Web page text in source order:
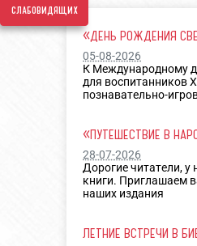
слабовидящих
«ДЕНЬ РОЖДЕНИЯ
05-08-2026
К Международному
для воспитанников
познавательно-
«ПУТЕШЕСТВИЕ В
28-07-2026
Дорогие читатели,
книги. Приглашаем
наших издания
ЛЕТНИЕ ВСТРЕЧИ В